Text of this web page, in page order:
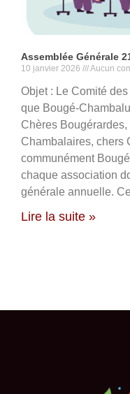
Assemblée Générale
10 janvier 2026 Aucun
Objet : Le Comité
que Bougé-
Chères
Chambalaires, chers
communément
chaque association
générale annuelle.
Lire la suite »